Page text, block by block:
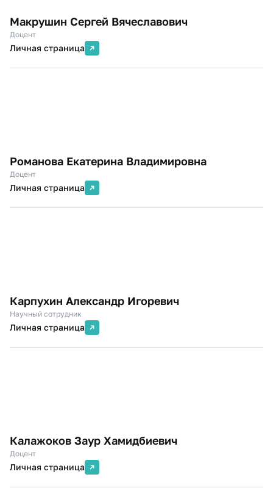
Макрушин Сергей Вячеславович
Доцент
Личная страница
Романова Екатерина Владимировна
Доцент
Личная страница
Карпухин Александр Игоревич
Научный сотрудник
Личная страница
Калажоков Заур Хамидбиевич
Доцент
Личная страница